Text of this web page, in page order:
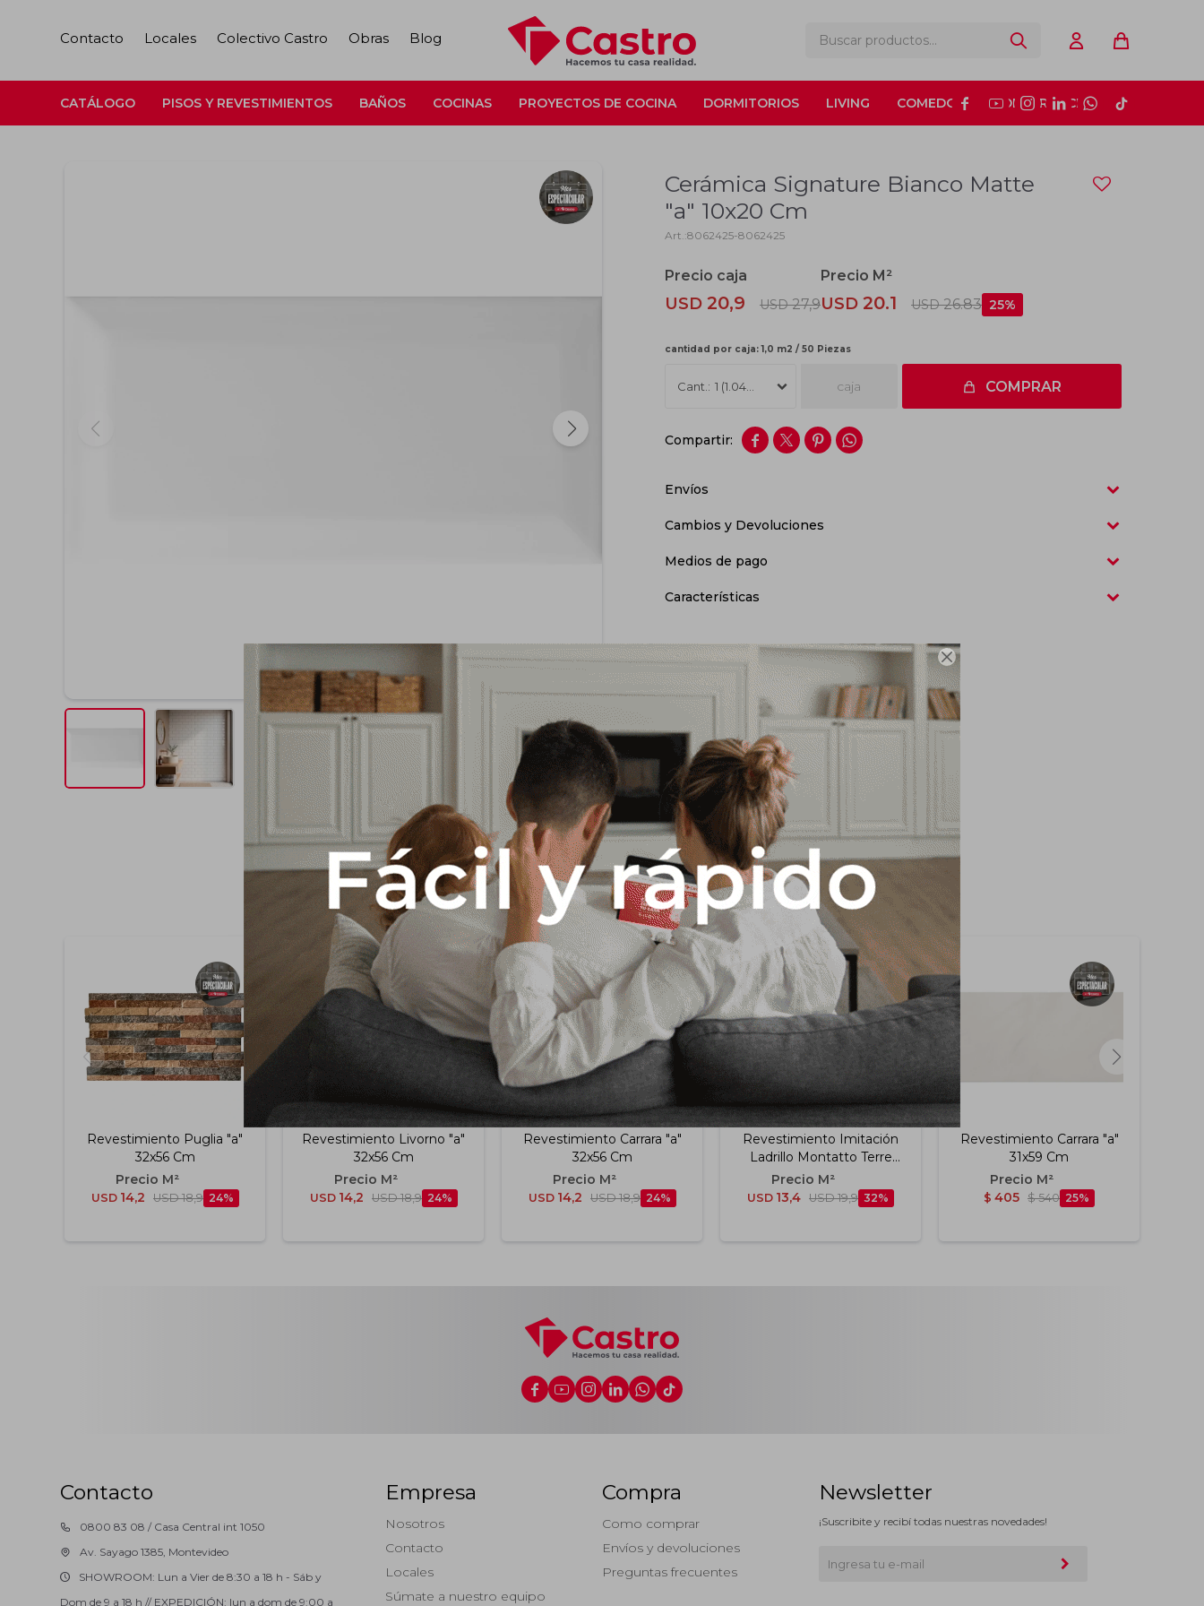

CATÁLOGO PISOS Y REVESTIMIENTOS BAÑOS COCINAS PROYECTOS DE COCINA DORMITORIOS LIVING COMEDOR CONSTRUCCIÓN
     
Contacto Locales Colectivo Castro Obras Blog
Cerámica Signature Bianco Matte
"a" 10x20 Cm
8062425-8062425
USD 20,9 USD 27,9USD 20.1 USD26.83 25
cantidad por caja: 1,0 m2 / 50 Piezas
1 (1.04m2) caja COMPRAR
   
Envíos
Cambios y Devoluciones
Medios de pago
Características
Productos que te pueden interesar
Revestimiento Puglia "a"
32x56 Cm
USD 14,2 USD 18,9 24
Revestimiento Livorno "a"
32x56 Cm
USD 14,2 USD 18,9 24
Revestimiento Carrara "a"
32x56 Cm
USD 14,2 USD 18,9 24
Revestimiento Imitación
Ladrillo Montatto Terre
Extra "a" 31x54 Cm
USD 13,4 USD 19,9 32
Revestimiento Carrara "a"
31x59 Cm
$ 405 $ 540 25
     
Contacto
0800 83 08 / Casa Central int 1050
Av. Sayago 1385, Montevideo
SHOWROOM: Lun a Vier de 8:30 a 18 h - Sáb y
Dom de 9 a 18 h // EXPEDICIÓN: lun a dom de 9:00 a
Empresa
Nosotros
Contacto
Locales
Súmate a nuestro equipo
Compra
Como comprar
Envíos y devoluciones
Preguntas frecuentes
Newsletter
¡Suscribite y recibí todas nuestras novedades!